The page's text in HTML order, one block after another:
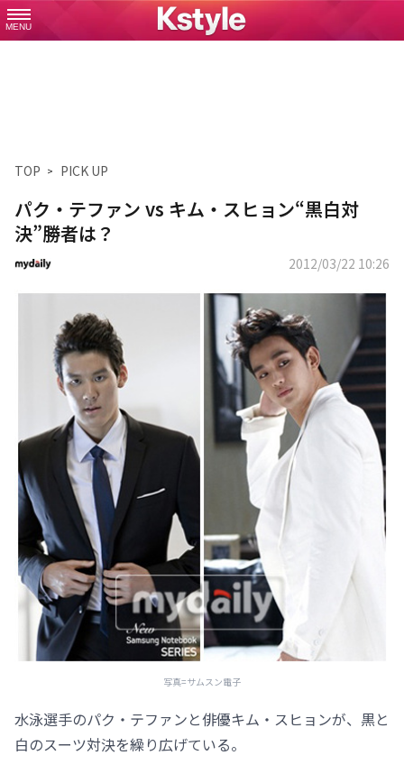
MENU
TOP PICK UP
パク・テファン vs キム・スヒョン“黒白対
決”勝者は？
2012/03/22 10:26
写真=サムスン電子
水泳選手のパク・テファンと俳優キム・スヒョンが、黒と
白のスーツ対決を繰り広げている。